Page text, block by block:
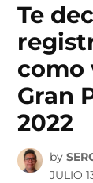
Te
como
Gran
2022
by
JULIO